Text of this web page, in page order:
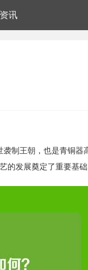
讯
制王朝，也是青铜器
的发展奠定了重要基础